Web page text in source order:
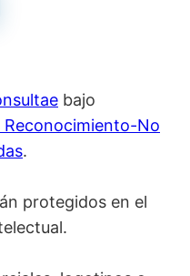
bajo
No
.
protegidos en el